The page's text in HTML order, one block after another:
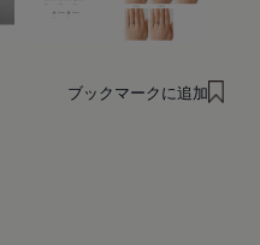
ブックマークに追加